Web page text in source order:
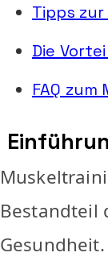
Tipps
Die
FAQ
Bestandteil